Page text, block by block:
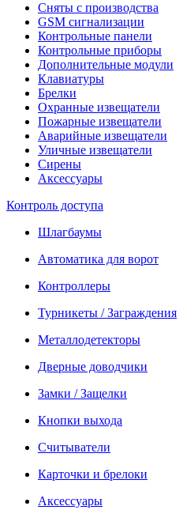
Сняты с производства
GSM сигнализации
Контрольные панели
Контрольные приборы
Дополнительные модули
Клавиатуры
Брелки
Охранные извещатели
Пожарные извещатели
Аварийные извещатели
Уличные извещатели
Сирены
Аксессуары
Контроль доступа
Шлагбаумы
Автоматика для ворот
Контроллеры
Турникеты / Заграждения
Металлодетекторы
Дверные доводчики
Замки / Защелки
Кнопки выхода
Считыватели
Карточки и брелоки
Аксессуары